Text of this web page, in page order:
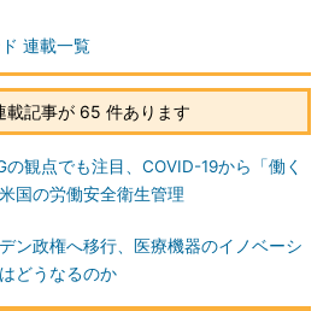
連載一覧
載記事が 65 件あります
の観点でも注目、COVID-19から「働く
国の労働安全衛生管理
ン政権へ移行、医療機器のイノベーシ
どうなるのか